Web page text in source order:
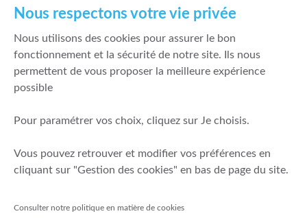
Politique de meilleure sélection
Politique de durabilité
Fonds de garantie des dépôts et de résolution
Mentions légales
Prévention de la fraude
Nous respectons votre vie privée
Nous utilisons des cookies pour assurer le bon
fonctionnement et la sécurité de notre site. Ils nous
permettent de vous proposer la meilleure expérience
possible
Pour paramétrer vos choix, cliquez sur Je choisis.
Vous pouvez retrouver et modifier vos préférences en
cliquant sur "Gestion des cookies" en bas de page du site.
Consulter notre politique en matière de cookies